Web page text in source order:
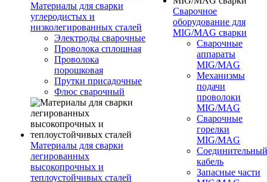
Материалы для сварки
углеродистых и
низколегированных сталей
Электроды сварочные
Проволока сплошная
Проволока
порошковая
Прутки присадочные
Флюс сварочный
Материалы для сварки
легированных
высокопрочных и
теплоустойчивых сталей
Сварочное
оборудование для
MIG/MAG сварки
Сварочные
аппараты
MIG/MAG
Механизмы
подачи
проволоки
MIG/MAG
Сварочные
горелки
MIG/MAG
Соединительный
кабель
Запасные части